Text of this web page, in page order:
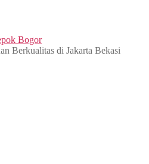
Bogor
Berkualitas di Jakarta Bekasi